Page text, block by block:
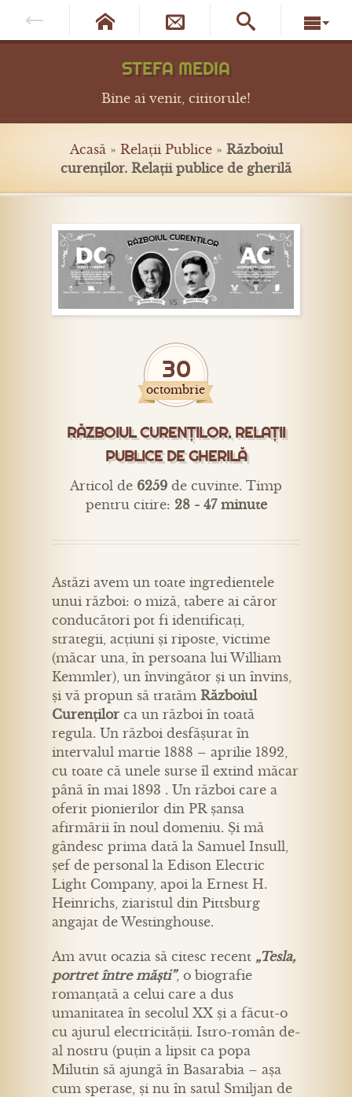
STEFA MEDIA
Bine ai venit, cititorule!
Acasă» Relații Publice» Războiul
curenților. Relații publice de gherilă
30
octombrie
RĂZBOIUL CURENȚILOR. RELAȚII
PUBLICE DE GHERILĂ
Articol de 6259 de cuvinte. Timp
pentru citire: 28 - 47 minute
Astăzi avem un toate ingredientele
unui război: o miză, tabere ai căror
conducători pot fi identificați,
strategii, acțiuni și riposte, victime
(măcar una, în persoana lui William
Kemmler), un învingător și un învins,
și vă propun să tratăm Războiul
Curenților ca un război în toată
regula. Un război desfășurat în
intervalul martie 1888 – aprilie 1892,
cu toate că unele surse îl extind măcar
până în mai 1893 . Un război care a
oferit pionierilor din PR șansa
afirmării în noul domeniu. Și mă
gândesc prima dată la Samuel Insull,
șef de personal la Edison Electric
Light Company, apoi la Ernest H.
Heinrichs, ziaristul din Pittsburg
angajat de Westinghouse.
Am avut ocazia să citesc recent „Tesla,
portret între măști”, o biografie
romanțată a celui care a dus
umanitatea în secolul XX și a făcut-o
cu ajurul electricității. Istro-român de-
al nostru (puțin a lipsit ca popa
Milutin să ajungă în Basarabia – așa
cum sperase, și nu în satul Smiljan de
   